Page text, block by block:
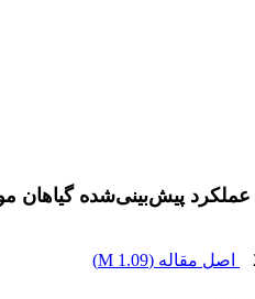
پیش‌بینی‌شده گیاهان
اصل مقاله (1.09 M
)